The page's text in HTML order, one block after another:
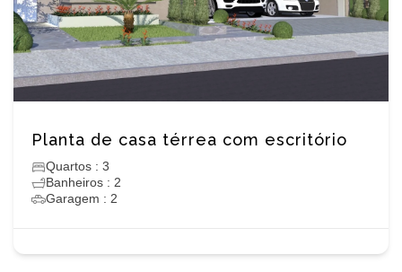
Planta de casa térrea com escritório
Quartos : 3
Banheiros : 2
Garagem : 2